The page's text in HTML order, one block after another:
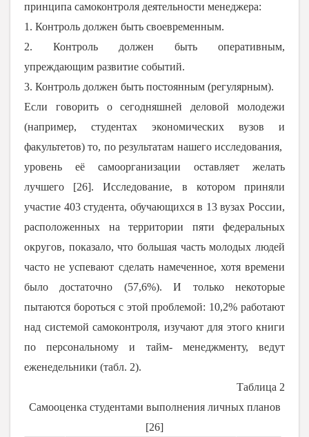
принципа самоконтроля деятельности менеджера:
1. Контроль должен быть своевременным.
2. Контроль должен быть оперативным,
упреждающим развитие событий.
3. Контроль должен быть постоянным (регулярным).
Если говорить о сегодняшней деловой молодежи
(например, студентах экономических вузов и
факультетов) то, по результатам нашего исследования,
уровень её самоорганизации оставляет желать
лучшего [26]. Исследование, в котором приняли
участие 403 студента, обучающихся в 13 вузах России,
расположенных на территории пяти федеральных
округов, показало, что большая часть молодых людей
часто не успевают сделать намеченное, хотя времени
было достаточно (57,6%). И только некоторые
пытаются бороться с этой проблемой: 10,2% работают
над системой самоконтроля, изучают для этого книги
по персональному и тайм- менеджменту, ведут
еженедельники (табл. 2).
Таблица 2
Самооценка студентами выполнения личных планов
[26]